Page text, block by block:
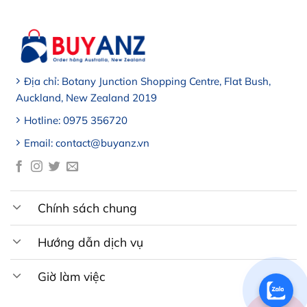
Địa chỉ: Botany Junction Shopping Centre, Flat Bush,
Auckland, New Zealand 2019
Hotline: 0975 356720
Email: contact@buyanz.vn
Chính sách chung
Hướng dẫn dịch vụ
Giờ làm việc